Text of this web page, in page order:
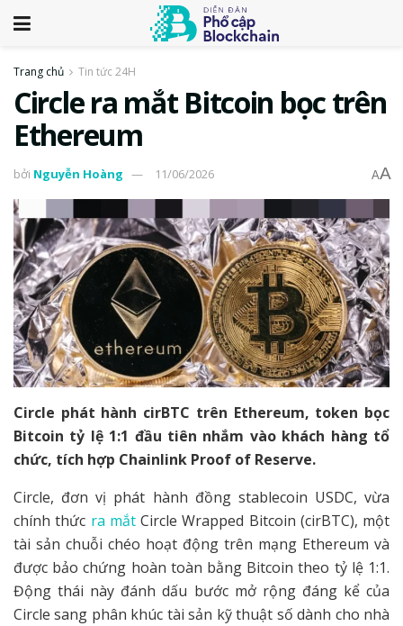
Trang chủ Tin tức 24H
Circle ra mắt Bitcoin bọc trên
Ethereum
bởi Nguyễn Hoàng 11/06/2026 AA
Circle phát hành cirBTC trên Ethereum, token bọc
Bitcoin tỷ lệ 1:1 đầu tiên nhắm vào khách hàng tổ
chức, tích hợp Chainlink Proof of Reserve.
Circle, đơn vị phát hành đồng stablecoin USDC, vừa
chính thức ra mắtCircle Wrapped Bitcoin (cirBTC), một
tài sản chuỗi chéo hoạt động trên mạng Ethereum và
được bảo chứng hoàn toàn bằng Bitcoin theo tỷ lệ 1:1.
Động thái này đánh dấu bước mở rộng đáng kể của
Circle sang phân khúc tài sản kỹ thuật số dành cho nhà